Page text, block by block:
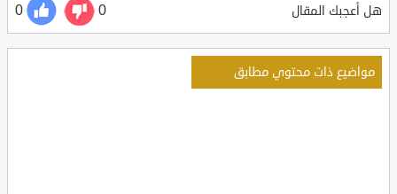
هل أعجبك المقال 0
0
مواضيع ذات محتوي مطابق